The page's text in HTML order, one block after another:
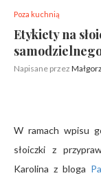
Poza kuchnią
Etykiety na
Napisane przez
W ramach wpisu
słoiczki z
Karolina z bloga